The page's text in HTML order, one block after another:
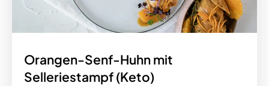
Orangen-Senf-Huhn mit
Selleriestampf (Keto)